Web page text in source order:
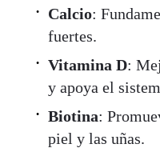
Calcio:
fuertes.
Vitamina D:
y apoya el
Biotina:
piel y las uñas.